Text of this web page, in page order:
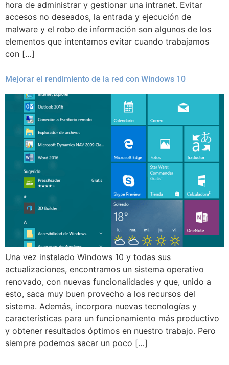
hora de administrar y gestionar una intranet. Evitar
accesos no deseados, la entrada y ejecución de
malware y el robo de información son algunos de los
elementos que intentamos evitar cuando trabajamos
con […]
Mejorar el rendimiento de la red con Windows 10
Una vez instalado Windows 10 y todas sus
actualizaciones, encontramos un sistema operativo
renovado, con nuevas funcionalidades y que, unido a
esto, saca muy buen provecho a los recursos del
sistema. Además, incorpora nuevas tecnologías y
características para un funcionamiento más productivo
y obtener resultados óptimos en nuestro trabajo. Pero
siempre podemos sacar un poco […]